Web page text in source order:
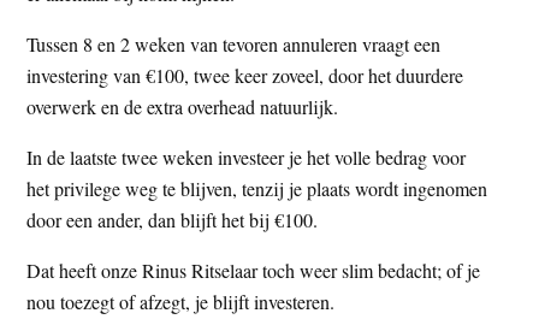
Tussen 8 en 2 weken van tevoren annuleren vraagt een
investering van €100, twee keer zoveel, door het duurdere
overwerk en de extra overhead natuurlijk.
In de laatste twee weken investeer je het volle bedrag voor
het privilege weg te blijven, tenzij je plaats wordt ingenomen
door een ander, dan blijft het bij €100.
Dat heeft onze Rinus Ritselaar toch weer slim bedacht; of je
nou toezegt of afzegt, je blijft investeren.